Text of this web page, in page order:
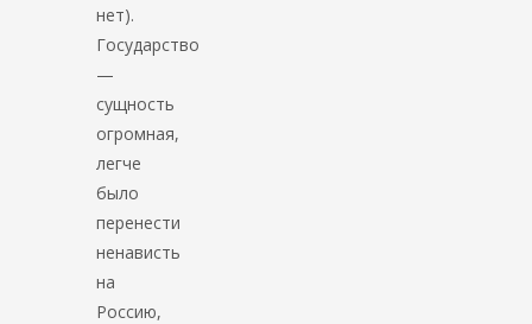
нет).
Государство
—
сущность
огромная,
легче
было
перенести
ненависть
на
Россию,